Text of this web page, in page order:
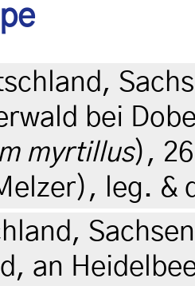
bei
myrtillus),
leg. &
an